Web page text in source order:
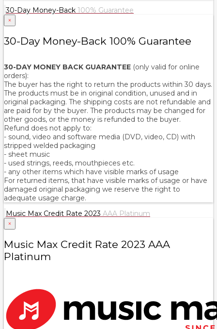
30-Day Money-Back 100% Guarantee
×
30-Day Money-Back 100% Guarantee
30-DAY MONEY BACK GUARANTEE (only valid for online
orders):
The buyer has the right to return the products within 30 days.
The products must be in original condition, unused and in
original packaging. The shipping costs are not refundable and
are paid for by the buyer. The products may be changed for
other goods, or the money is refunded to the buyer.
Refund does not apply to:
- sound, video and software media (DVD, video, CD) with
stripped welded packaging
- sheet music
- used strings, reeds, mouthpieces etc.
- any other items which have visible marks of usage
For returned items, that have visible marks of usage or have
damaged original packaging we reserve the right to
adequate usage charge.
Music Max Credit Rate 2023 AAA Platinum
×
Music Max Credit Rate 2023 AAA
Platinum